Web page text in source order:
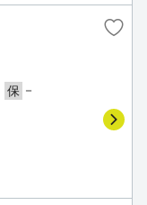
保 －